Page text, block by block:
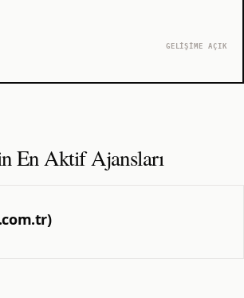
GELİŞİME AÇIK
En Aktif Ajansları